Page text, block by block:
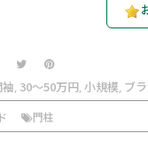
, 30〜50万円, 小規模, ブ
門柱